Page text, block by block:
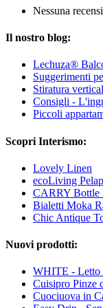
Nessuna
Il nostro blog:
Lechuza®
Suggerimenti
Stiratura
Consigli -
Piccoli
Scopri Interismo:
Lovely Linen
ecoLiving
CARRY Bottle
Bialetti Moka
Chic Antique
Nuovi prodotti:
WHITE - Letto
Cuisipro Pinze
Cuociuova in